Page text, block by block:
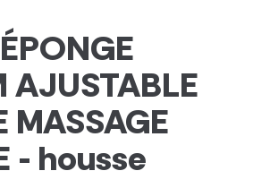
AJUSTABLE
MASSAGE
- housse